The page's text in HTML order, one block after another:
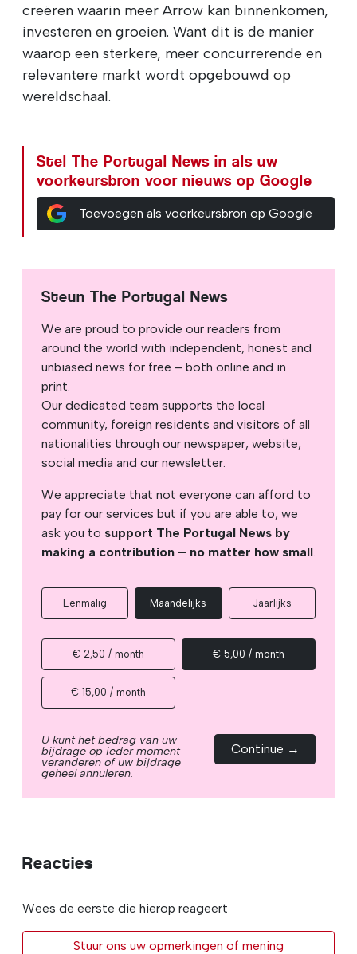
creëren waarin meer Arrow kan binnenkomen,
investeren en groeien. Want dit is de manier
waarop een sterkere, meer concurrerende en
relevantere markt wordt opgebouwd op
wereldschaal.
Stel The Portugal News in als uw
voorkeursbron voor nieuws op Google
Toevoegen als voorkeursbron op Google
Steun The Portugal News
We are proud to provide our readers from
around the world with independent, honest and
unbiased news for free – both online and in
print.
Our dedicated team supports the local
community, foreign residents and visitors of all
nationalities through our newspaper, website,
social media and our newsletter.
We appreciate that not everyone can afford to
pay for our services but if you are able to, we
ask you to support The Portugal News by
making a contribution – no matter how small.
Eenmalig Maandelijks Jaarlijks
€ 2,50 / month € 5,00 / month
€ 15,00 / month
U kunt het bedrag van uw
bijdrage op ieder moment
veranderen of uw bijdrage
geheel annuleren.
Continue →
Reacties
Wees de eerste die hierop reageert
Stuur ons uw opmerkingen of mening